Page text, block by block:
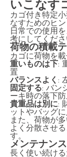
いこなす
カゴ付き特定
なすためのヒン
日常での使用
考にしてくださ
荷物の積載
カゴに荷物を
重いものは下:
置
バランスよく :
固定する: バン
ーキ時の落下防
貴重品は別に:
ットやバッグ
また、荷物が
よく分散させ
す。
メンテナン
長く使い続け